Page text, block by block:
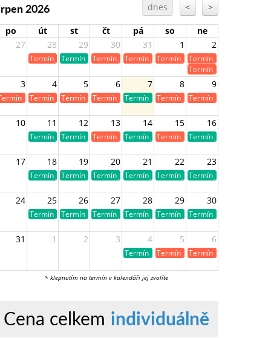
2026 dnes < >
po út st čt pá so
ne
27
28 29 30 31 1 2
Termín je již obsazen
Termín je volnýTermín je již obsazen
Termín je již obsazen
Termín je již obsazenTermín je již obsazen
Termín je již obsazen
3 4 5 6 7 8 9
je již obsazen
Termín je již obsazen
Termín je již obsazen
Termín je již obsazen
Termín je volnýTermín je již obsazenTermín je již obsazen
10 11 12 13 14 15 16
Termín je volnýTermín je volnýTermín je již obsazen
Termín je volnýTermín je již obsazen
Termín je volný
17 18 19 20 21 22 23
Termín je volnýTermín je volnýTermín je volnýTermín je volnýTermín je volnýTermín je volný
24 25 26 27 28 29 30
Termín je volnýTermín je volnýTermín je volnýTermín je volnýTermín je volnýTermín je volný
31 1 2 3 4 5 6
Termín je volnýTermín je již obsazenTermín je již obsazen
* klepnutím na termín v kalendáři jej zvolíte
Cena celkem individuálně